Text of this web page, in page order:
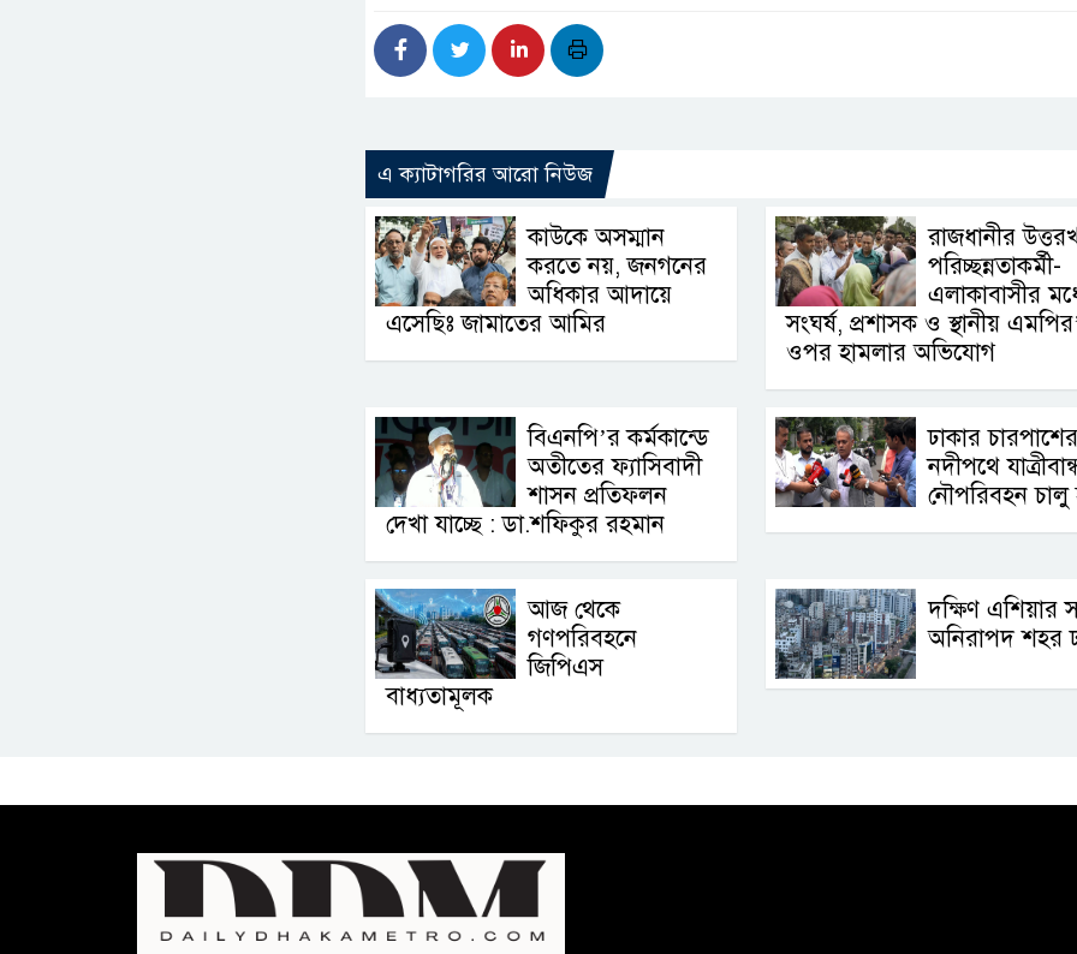
এ ক্যাটাগরির আরো নিউজ
কাউকে অসম্মান
করতে নয়, জনগনের
অধিকার আদায়ে
এসেছিঃ জামাতের আমির
রাজধানীর
পরিচ্ছন্নতাকর্মী-
এলাকাবাসীর
সংঘর্ষ, প্রশাসক ও স্থানীয়
ওপর হামলার অভিযোগ
বিএনপি’র কর্মকান্ডে
অতীতের ফ্যাসিবাদী
শাসন প্রতিফলন
দেখা যাচ্ছে : ডা.শফিকুর রহমান
ঢাকার চারপাশের
নদীপথে
নৌপরিবহন চালু
আজ থেকে
গণপরিবহনে
জিপিএস
বাধ্যতামূলক
দক্ষিণ এশিয়ার
অনিরাপদ শহর